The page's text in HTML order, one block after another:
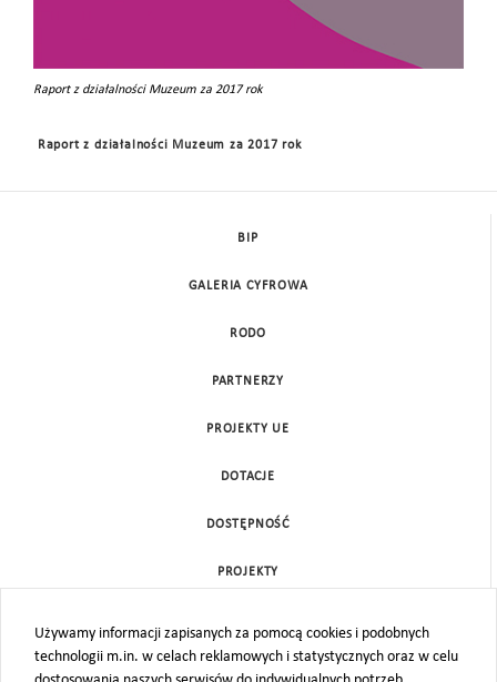
Raport z działalności Muzeum za 2017 rok
Raport z działalności Muzeum za 2017 rok
Używamy informacji zapisanych za pomocą cookies i podobnych
technologii m.in. w celach reklamowych i statystycznych oraz w celu
BIP
GALERIA CYFROWA
RODO
PARTNERZY
PROJEKTY UE
DOTACJE
DOSTĘPNOŚĆ
PROJEKTY
MAPA STRONY